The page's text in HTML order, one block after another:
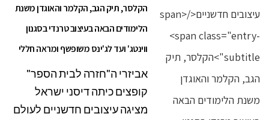
הקלסר, תיק הגב, הקלמר והאוגדן משנת
הלימודים הבאה בעיצוב טרנדי בסגנון
ווינטג' ועד לג'ינס משופשף ומראה חללי
אביזרי ה"חזרה לבית הספר"
קופצים כיתה דיסני ישראל
מציגה עיצובים חדשניים לעולם